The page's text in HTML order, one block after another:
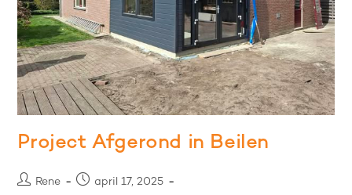
Project Afgerond in Beilen
Rene
april 17, 2025